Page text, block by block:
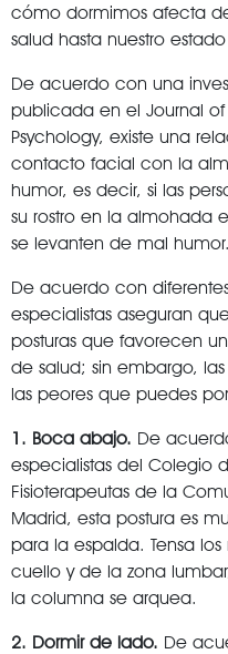
cómo dormimos afecta
salud hasta nuestro
De acuerdo con una
publicada en el Journal
Psychology, existe una
contacto facial con la
humor, es decir, si las
su rostro en la almohada
se levanten de mal humor.
De acuerdo con
especialistas aseguran
posturas que favorecen
de salud; sin embargo, las
las peores que puedes
1. Boca abajo. De
especialistas del Colegio
Fisioterapeutas de la
Madrid, esta postura es
para la espalda. Tensa los
cuello y de la zona
la columna se arquea.
2. Dormir de lado. De